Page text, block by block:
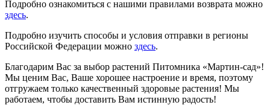
Подробно ознакомиться с нашими правилами возврата можно
здесь.
Подробно изучить способы и условия отправки в регионы
Российской Федерации можно здесь.
Благодарим Вас за выбор растений Питомника «Мартин-сад»!
Мы ценим Вас, Ваше хорошее настроение и время, поэтому
отгружаем только качественный здоровые растения! Мы
работаем, чтобы доставить Вам истинную радость!